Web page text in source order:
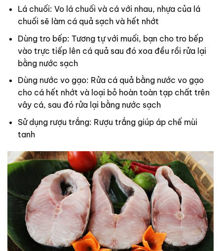
Lá chuối: Vo lá chuối và cá với nhau, nhựa của lá
chuối sẽ làm cá quả sạch và hết nhớt
Dùng tro bếp: Tương tự với muối, bạn cho tro bếp
vào trực tiếp lên cá quả sau đó xoa đều rồi rửa lại
bằng nước sạch
Dùng nước vo gạo: Rửa cá quả bằng nước vo gạo
cho cá hết nhớt và loại bỏ hoàn toàn tạp chất trên
vây cá, sau đó rửa lại bằng nước sạch
Sử dụng rượu trắng: Rượu trắng giúp áp chế mùi
tanh